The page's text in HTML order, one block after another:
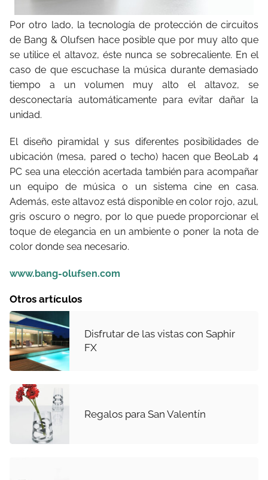
Por otro lado, la tecnología de protección de circuitos
de Bang & Olufsen hace posible que por muy alto que
se utilice el altavoz, éste nunca se sobrecaliente. En el
caso de que escuchase la música durante demasiado
tiempo a un volumen muy alto el altavoz, se
desconectaría automáticamente para evitar dañar la
unidad.
El diseño piramidal y sus diferentes posibilidades de
ubicación (mesa, pared o techo) hacen que BeoLab 4
PC sea una elección acertada también para acompañar
un equipo de música o un sistema cine en casa.
Además, este altavoz está disponible en color rojo, azul,
gris oscuro o negro, por lo que puede proporcionar el
toque de elegancia en un ambiente o poner la nota de
color donde sea necesario.
www.bang-olufsen.com
Otros artículos
Disfrutar de las vistas con Saphir
FX
Regalos para San Valentín